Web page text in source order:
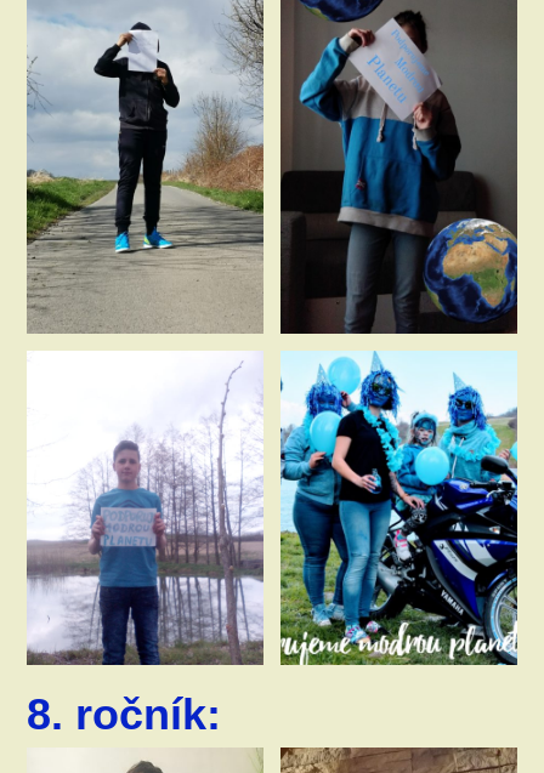
8. ročník: